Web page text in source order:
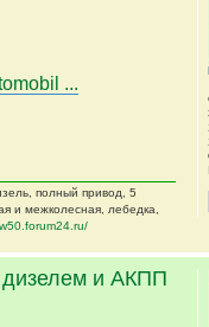
...
полный привод, 5
и межколесная, лебедка,
и АКПП